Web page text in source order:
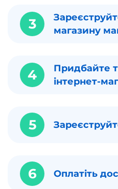
3
магазину
4
Придбайте
інтернет-
5
6 Оплатіть